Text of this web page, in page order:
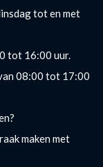
tot en met
tot 16:00 uur.
08:00 tot 17:00
maken met